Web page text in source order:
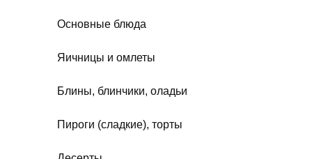
Основные блюда
Яичницы и омлеты
Блины, блинчики, оладьи
Пироги (сладкие), торты